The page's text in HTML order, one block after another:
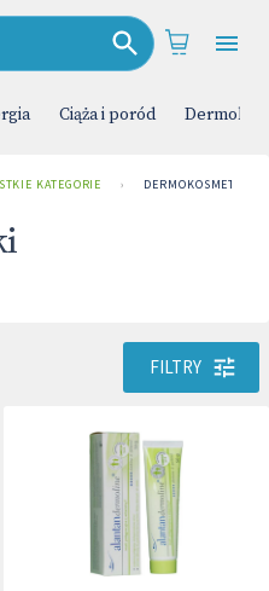
Ciąża i poród
KATEGORIE › DERMOKOSMETYKI
FILTRY